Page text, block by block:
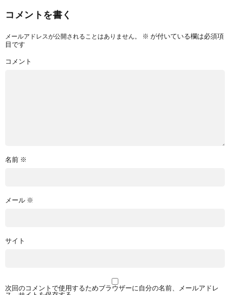
コメントを書く
メールアドレスが公開されることはありません。 ※ が付いている欄は必須項
目です
コメント
名前 ※
メール ※
サイト
次回のコメントで使用するためブラウザーに自分の名前、メールアドレ